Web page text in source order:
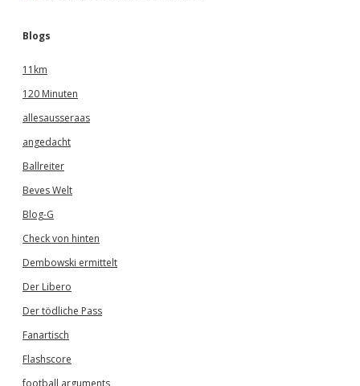
Blogs
11km
120 Minuten
allesausseraas
angedacht
Ballreiter
Beves Welt
Blog-G
Check von hinten
Dembowski ermittelt
Der Libero
Der tödliche Pass
Fanartisch
Flashscore
football arguments